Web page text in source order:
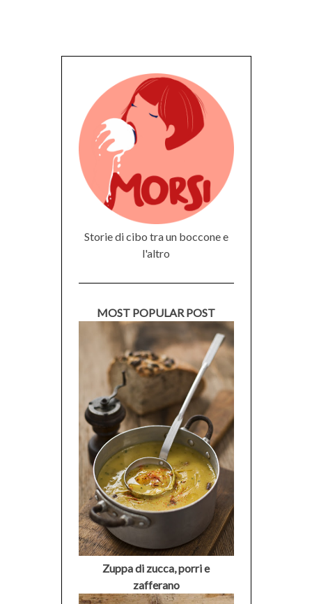
Storie di cibo tra un boccone e
l'altro
MOST POPULAR POST
Zuppa di zucca, porri e
zafferano